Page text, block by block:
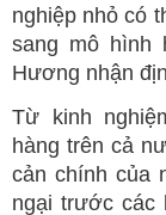
nghiệp nhỏ có
sang mô hình
Hương nhận
Từ kinh
hàng trên cả
cản chính của
ngại trước các